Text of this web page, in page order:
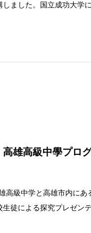
ました。国立成功大学
雄高級中學プロ
高級中学と高雄市内にあ
徒による探究プレゼン